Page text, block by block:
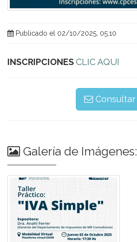
Publicado el 02/10/2025, 05:10
INSCRIPCIONESCLIC AQUI
Consultar
Galería de Imágenes: